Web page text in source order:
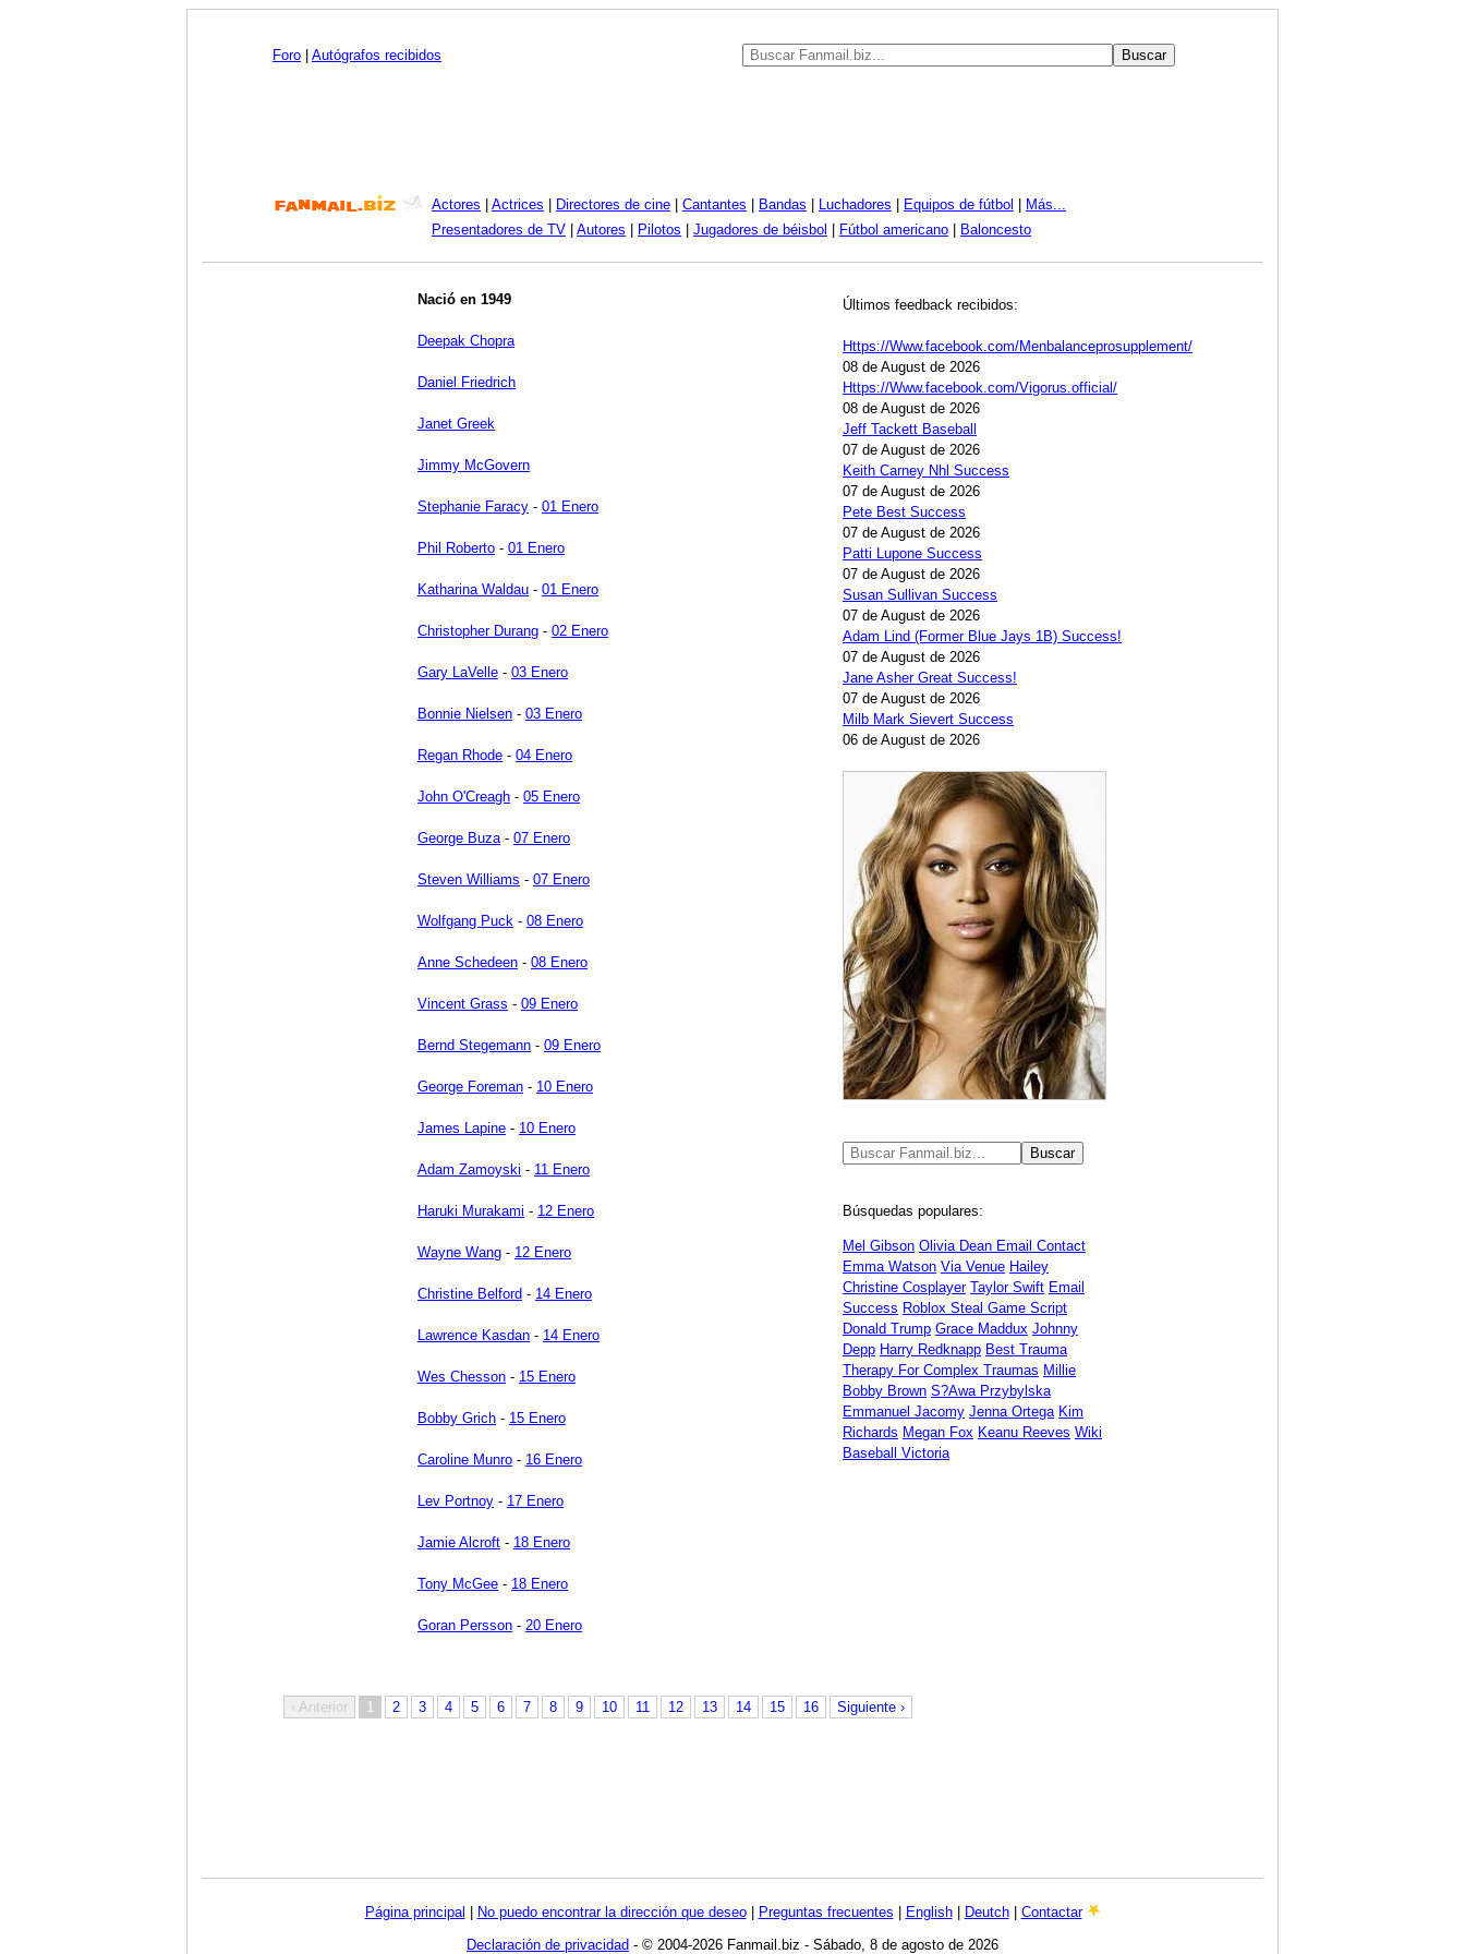
Foro Autógrafos recibidos
Actores Actrices Directores de cine Cantantes Bandas Luchadores Equipos de fútbol
Más...
Presentadores de TV
Autores Pilotos Jugadores de béisbol Fútbol americano Baloncesto
Nació en 1949
Deepak Chopra
Daniel Friedrich
Janet Greek
Jimmy McGovern
Stephanie Faracy - 01 Enero
Phil Roberto - 01 Enero
Katharina Waldau - 01 Enero
Christopher Durang - 02 Enero
Gary LaVelle - 03 Enero
Bonnie Nielsen - 03 Enero
Regan Rhode - 04 Enero
John O'Creagh - 05 Enero
George Buza- 07 Enero
Steven Williams - 07 Enero
Wolfgang Puck - 08 Enero
Anne Schedeen - 08 Enero
Vincent Grass - 09 Enero
Bernd Stegemann - 09 Enero
George Foreman - 10 Enero
James Lapine - 10 Enero
Adam Zamoyski - 11 Enero
Haruki Murakami - 12 Enero
Wayne Wang - 12 Enero
Christine Belford - 14 Enero
Lawrence Kasdan - 14 Enero
Wes Chesson - 15 Enero
Bobby Grich - 15 Enero
Caroline Munro - 16 Enero
Lev Portnoy - 17 Enero
Jamie Alcroft - 18 Enero
Tony McGee - 18 Enero
Goran Persson - 20 Enero
Últimos feedback recibidos:
Https://Www.facebook.com/Menbalanceprosupplement/
08 de August de 2026
Https://Www.facebook.com/Vigorus.official/
08 de August de 2026
Jeff Tackett Baseball
07 de August de 2026
Keith Carney Nhl Success
07 de August de 2026
Pete Best Success
07 de August de 2026
Patti Lupone Success
07 de August de 2026
Susan Sullivan Success
07 de August de 2026
Adam Lind (Former Blue Jays 1B) Success!
07 de August de 2026
Jane Asher Great Success!
07 de August de 2026
Milb Mark Sievert Success
06 de August de 2026
Búsquedas populares:
Mel Gibson Olivia Dean Email Contact
Emma Watson Via Venue Hailey
Christine Cosplayer Taylor Swift Email
Success Roblox Steal Game Script
Donald Trump Grace Maddux Johnny
Depp Harry Redknapp Best Trauma
Therapy For Complex Traumas Millie
Bobby Brown S?awa Przybylska
Emmanuel Jacomy Jenna Ortega Kim
Richards Megan Fox Keanu Reeves Wiki
Baseball Victoria
‹ Anterior 1 2 3 4 5 6 7 8 9 10 11 12 13 14 15 16 Siguiente ›
Página principal | No puedo encontrar la dirección que deseo| Preguntas frecuentes | English| Deutch| Contactar
Declaración de privacidad - © 2004-2026 Fanmail.biz - Sábado, 8 de agosto de 2026